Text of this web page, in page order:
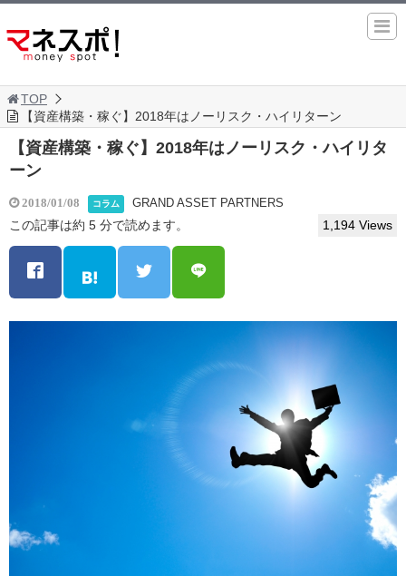
TOP
【資産構築・稼ぐ】2018年はノーリスク・ハイリターン
【資産構築・稼ぐ】2018年はノーリスク・ハイリタ
ーン
2018/01/08 コラム GRAND ASSET PARTNERS
この記事は約 5 分で読めます。 1,194 Views